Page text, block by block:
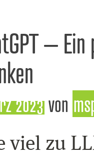
–
2023von
viel zu